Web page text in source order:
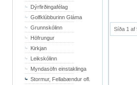
Dýrfirðingafélag
Golfklúbburinn Gláma
Grunnskólinn
Höfrungur
Kirkjan
Leikskólinn
Myndasöfn einstaklinga
Stormur, Fellabændur ofl.
Síða 1 af